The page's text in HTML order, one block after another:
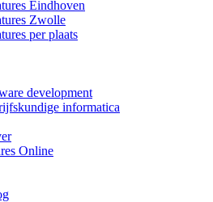
Eindhoven
Zwolle
per plaats
development
informatica
Online